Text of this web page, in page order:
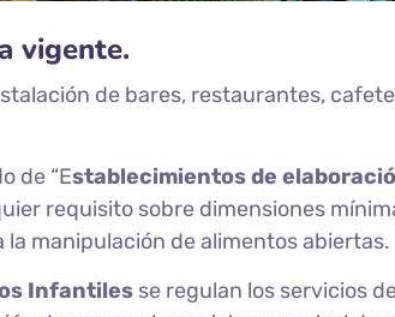
vigente.
de bares, restaurantes,
de “Establecimientos de
requisito sobre dimensiones
la manipulación de alimentos abiertas.
Infantiles se regulan los servicios